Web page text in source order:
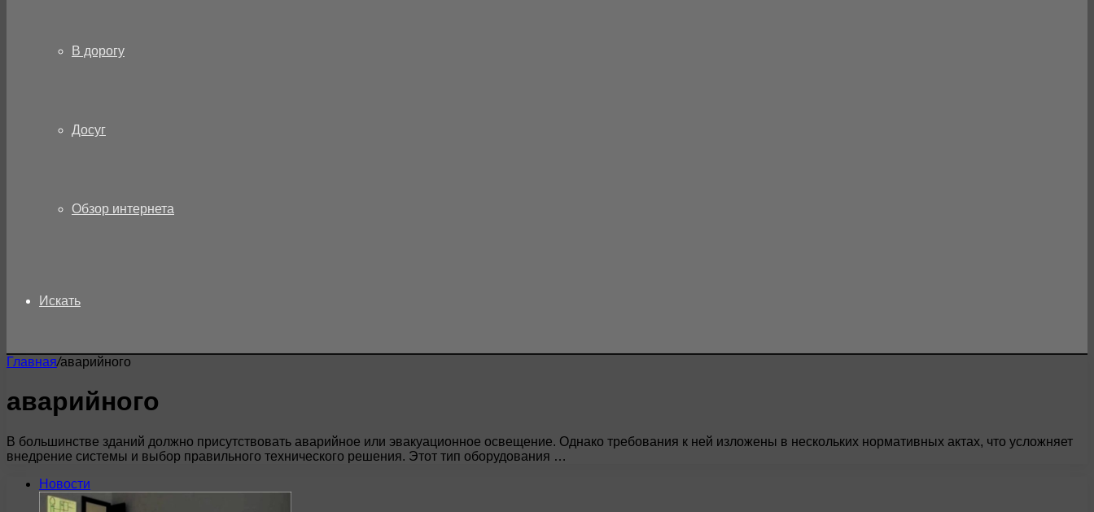
В дорогу
Досуг
Обзор интернета
Искать
Главная/аварийного
аварийного
В большинстве зданий должно присутствовать аварийное или эвакуационное освещение. Однако требования к ней изложены в нескольких нормативных актах, что усложняет
внедрение системы и выбор правильного технического решения. Этот тип оборудования …
Новости